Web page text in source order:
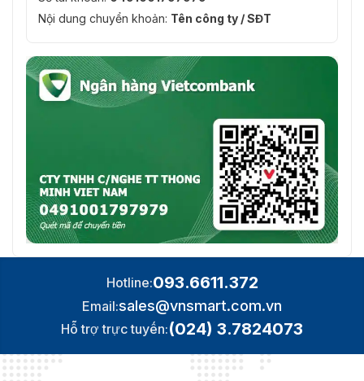
Nội dung chuyển khoản: Tên công ty / SĐT
Hotline:093.6611.372
Email:sales@vnsmart.com.vn
Hỗ trợ trực tuyến:(024) 3.7824073